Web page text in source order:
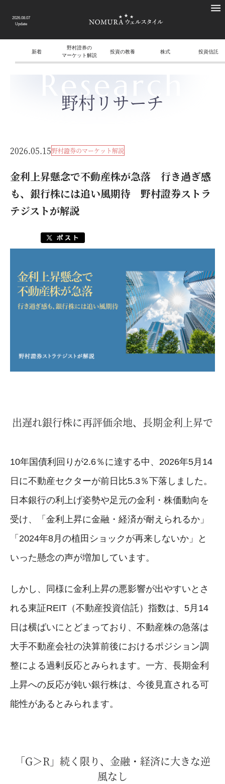
2026.08.07
Update
新着
野村證券の
マーケット解説
投資の教養 株式 投資信託
Research
野村リサーチ
2026.05.15野村證券のマーケット解説
金利上昇懸念で不動産株が急落 行き過ぎ感
も、銀行株には追い風期待 野村證券ストラ
テジストが解説
出遅れ銀行株に再評価余地、長期金利上昇で
10年国債利回りが2.6％に達する中、2026年5月14
日に不動産セクターが前日比5.3％下落しました。
日本銀行の利上げ姿勢や足元の金利・株価動向を
受け、「金利上昇に金融・経済が耐えられるか」
「2024年8月の植田ショックが再来しないか」と
いった懸念の声が増加しています。
しかし、同様に金利上昇の悪影響が出やすいとさ
れる東証REIT（不動産投資信託）指数は、5月14
日は横ばいにとどまっており、不動産株の急落は
大手不動産会社の決算前後におけるポジション調
整による過剰反応とみられます。一方、長期金利
上昇への反応が鈍い銀行株は、今後見直される可
能性があるとみられます。
「G＞R」続く限り、金融・経済に大きな逆
風なし